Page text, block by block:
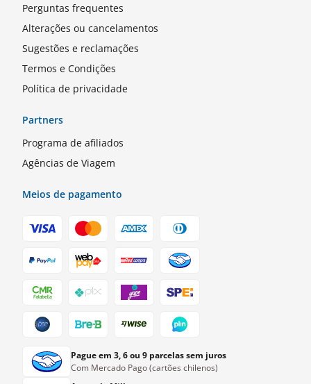
Perguntas frequentes
Alterações ou cancelamentos
Sugestões e reclamações
Termos e Condições
Política de privacidade
Partners
Programa de afiliados
Agências de Viagem
Meios de pagamento
Pague em 3, 6 ou 9 parcelas sem juros
Com Mercado Pago (cartões chilenos)